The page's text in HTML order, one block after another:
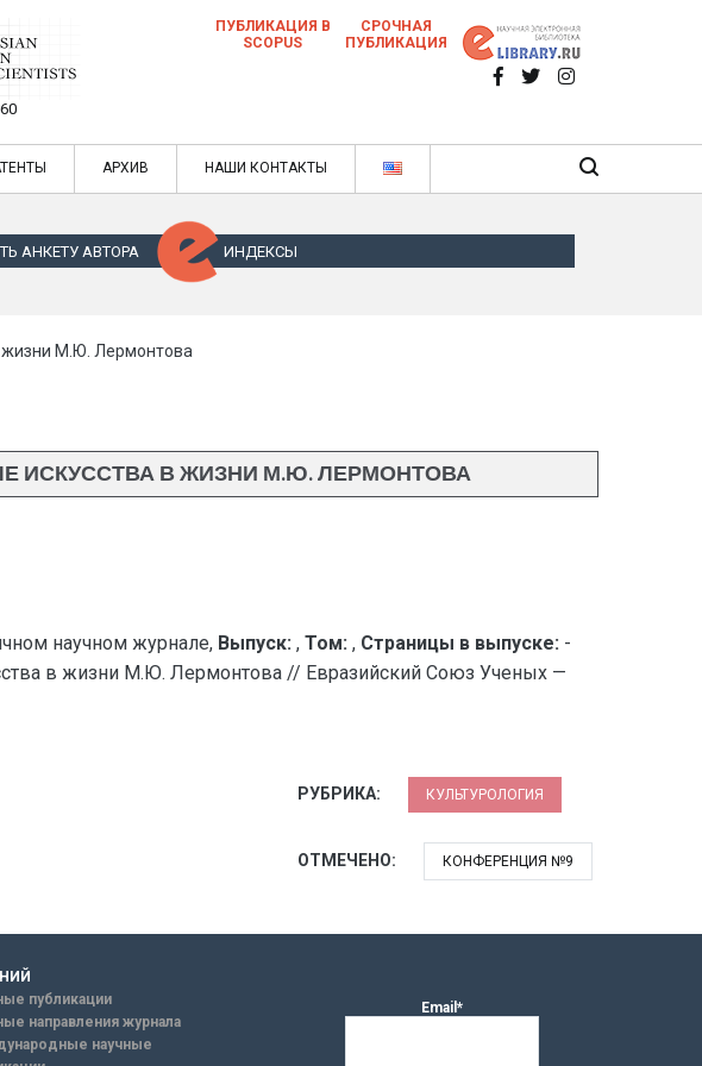
публикация научных статей в ежемесячном научном
журнале
статей в ежемесячном научном журнале
ПУБЛИКАЦИЯ В
SCOPUS
СРОЧНАЯ
ПУБЛИКАЦИЯ
АРХИВ НАШИ КОНТАКТЫ
АНКЕТУ АВТОРА ИНДЕКСЫ
жизни М.Ю. Лермонтова
ИСКУССТВА В ЖИЗНИ М.Ю. ЛЕРМОНТОВА
научном журнале, Выпуск: , Том: , Страницы в выпуске: -
в жизни М.Ю. Лермонтова // Евразийский Союз Ученых —
РУБРИКА: КУЛЬТУРОЛОГИЯ
ОТМЕЧЕНО: КОНФЕРЕНЦИЯ №9
публикации
направления журнала
научные
Email*